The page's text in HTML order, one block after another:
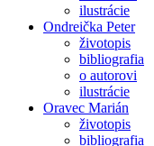
ilustrácie
Ondreička Peter
životopis
bibliografia
o autorovi
ilustrácie
Oravec Marián
životopis
bibliografia